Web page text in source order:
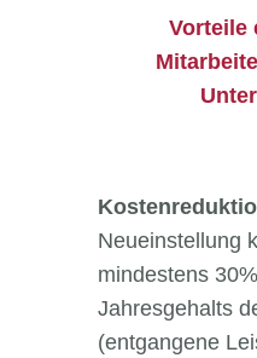
Vorteile
Neueinstellung
mindestens
Jahresgehalts
(entgangene